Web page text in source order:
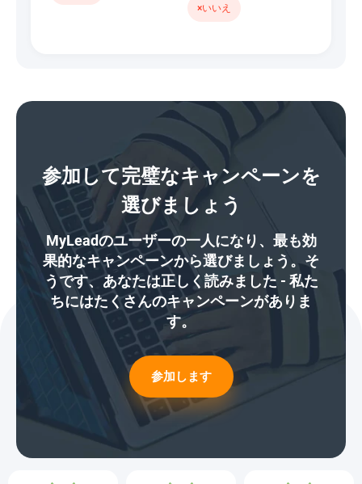
×いいえ
参加して完璧なキャンペーンを
選びましょう
MyLeadのユーザーの一人になり、最も効
果的なキャンペーンから選びましょう。そ
うです、あなたは正しく読みました - 私た
ちにはたくさんのキャンペーンがありま
す。
参加します